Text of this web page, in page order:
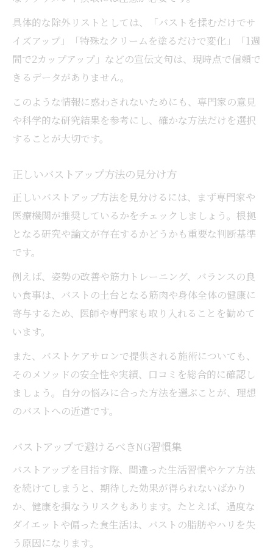
具体的な除外リストとしては、「バストを揉むだけでサ
イズアップ」「特殊なクリームを塗るだけで変化」「1週
間で2カップアップ」などの宣伝文句は、現時点で信頼で
きるデータがありません。
このような情報に惑わされないためにも、専門家の意見
や科学的な研究結果を参考にし、確かな方法だけを選択
することが大切です。
正しいバストアップ方法の見分け方
正しいバストアップ方法を見分けるには、まず専門家や
医療機関が推奨しているかをチェックしましょう。根拠
となる研究や論文が存在するかどうかも重要な判断基準
です。
例えば、姿勢の改善や筋力トレーニング、バランスの良
い食事は、バストの土台となる筋肉や身体全体の健康に
寄与するため、医師や専門家も取り入れることを勧めて
います。
また、バストケアサロンで提供される施術についても、
そのメソッドの安全性や実績、口コミを総合的に確認し
ましょう。自分の悩みに合った方法を選ぶことが、理想
のバストへの近道です。
バストアップで避けるべきNG習慣集
バストアップを目指す際、間違った生活習慣やケア方法
を続けてしまうと、期待した効果が得られないばかり
か、健康を損なうリスクもあります。たとえば、過度な
ダイエットや偏った食生活は、バストの脂肪やハリを失
う原因になります。